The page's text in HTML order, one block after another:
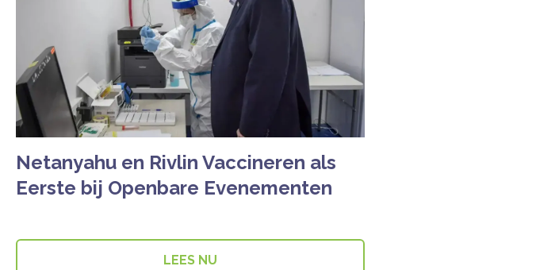
Netanyahu en Rivlin Vaccineren als
Eerste bij Openbare Evenementen
LEES NU